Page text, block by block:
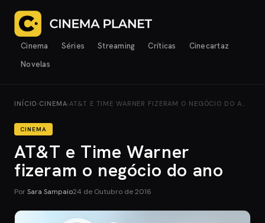
Cinema Séries Streaming Críticas
Cinecartaz
Novelas
INÍCIO› CINEMA›AT&T E TIME WARNER FIZERAM O NEGÓCIO DO A…
CINEMA
AT&T e Time Warner
fizeram o negócio do ano
Por Sara Sampaio24 de Outubro de 2016